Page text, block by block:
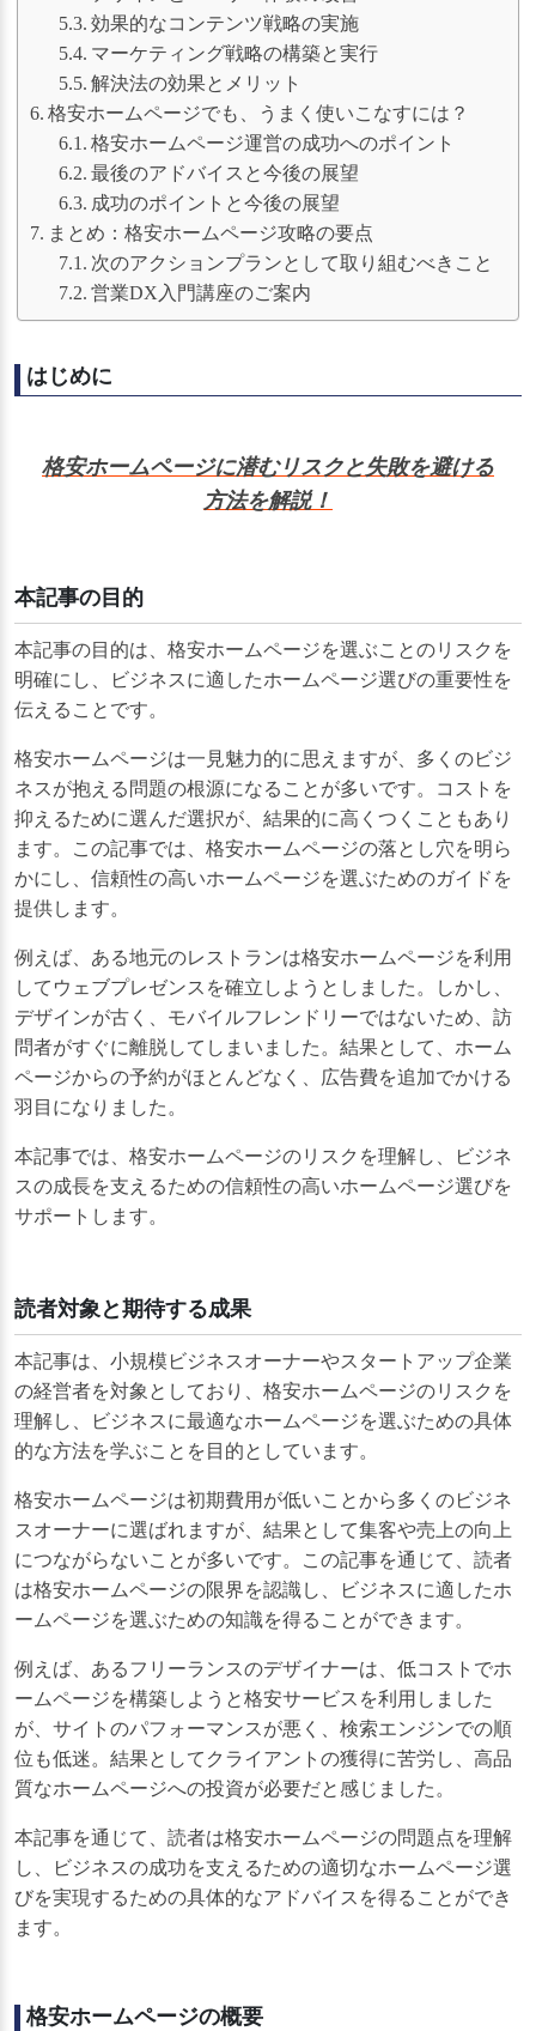
効果的なコンテンツ戦略の実施
マーケティング戦略の構築と実行
解決法の効果とメリット
格安ホームページでも、うまく使いこなすには？
格安ホームページ運営の成功へのポイント
最後のアドバイスと今後の展望
成功のポイントと今後の展望
まとめ：格安ホームページ攻略の要点
次のアクションプランとして取り組むべきこと
営業DX入門講座のご案内
はじめに
格安ホームページに潜むリスクと失敗を避ける
方法を解説！
本記事の目的
本記事の目的は、格安ホームページを選ぶことのリスクを
明確にし、ビジネスに適したホームページ選びの重要性を
伝えることです。
格安ホームページは一見魅力的に思えますが、多くのビジ
ネスが抱える問題の根源になることが多いです。コストを
抑えるために選んだ選択が、結果的に高くつくこともあり
ます。この記事では、格安ホームページの落とし穴を明ら
かにし、信頼性の高いホームページを選ぶためのガイドを
提供します。
例えば、ある地元のレストランは格安ホームページを利用
してウェブプレゼンスを確立しようとしました。しかし、
デザインが古く、モバイルフレンドリーではないため、訪
問者がすぐに離脱してしまいました。結果として、ホーム
ページからの予約がほとんどなく、広告費を追加でかける
羽目になりました。
本記事では、格安ホームページのリスクを理解し、ビジネ
スの成長を支えるための信頼性の高いホームページ選びを
サポートします。
読者対象と期待する成果
本記事は、小規模ビジネスオーナーやスタートアップ企業
の経営者を対象としており、格安ホームページのリスクを
理解し、ビジネスに最適なホームページを選ぶための具体
的な方法を学ぶことを目的としています。
格安ホームページは初期費用が低いことから多くのビジネ
スオーナーに選ばれますが、結果として集客や売上の向上
につながらないことが多いです。この記事を通じて、読者
は格安ホームページの限界を認識し、ビジネスに適したホ
ームページを選ぶための知識を得ることができます。
例えば、あるフリーランスのデザイナーは、低コストでホ
ームページを構築しようと格安サービスを利用しました
が、サイトのパフォーマンスが悪く、検索エンジンでの順
位も低迷。結果としてクライアントの獲得に苦労し、高品
質なホームページへの投資が必要だと感じました。
本記事を通じて、読者は格安ホームページの問題点を理解
し、ビジネスの成功を支えるための適切なホームページ選
びを実現するための具体的なアドバイスを得ることができ
ます。
格安ホームページの概要